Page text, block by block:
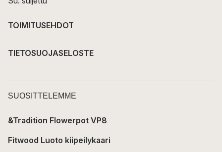
TOIMITUSEHDOT
TIETOSUOJASELOSTE
SUOSITTELEMME
&Tradition Flowerpot VP8
Fitwood Luoto kiipeilykaari